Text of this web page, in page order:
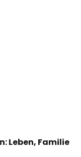
Leben, Familie